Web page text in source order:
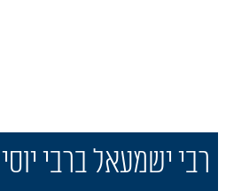
רבי ישמעאל ברבי יוסי